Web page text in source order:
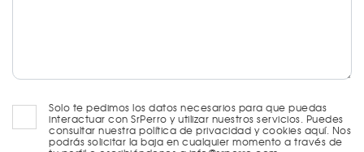
Solo te pedimos los datos necesarios para que puedas
interactuar con SrPerro y utilizar nuestros servicios. Puedes
consultar nuestra política de privacidad y cookies aquí. Nos
podrás solicitar la baja en cualquier momento a través de